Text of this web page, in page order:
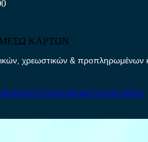
ΚΑΡΤΩΝ
χρεωστικών &
Ανταλλακτικά Αυτοκινήτων